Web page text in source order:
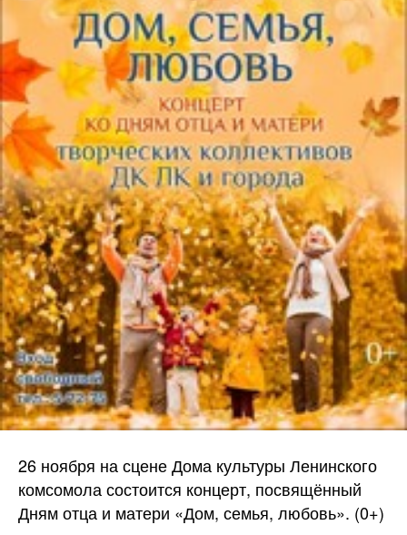
26 ноября на сцене Дома культуры Ленинского
комсомола состоится концерт, посвящённый
Дням отца и матери «Дом, семья, любовь». (0+)